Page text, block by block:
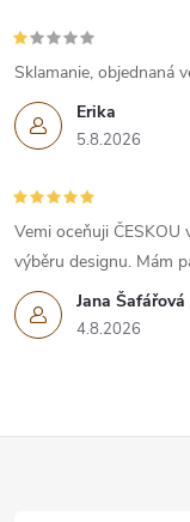
Erika
5.8.2026
Sklamanie, objednaná
Jana Šafářová
4.8.2026
Vemi oceňuji
výběru designu. Mám